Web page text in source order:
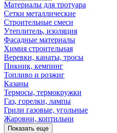
Материалы для тротуара
Сетки металлические
Строительные смеси
Утеплитель, изоляция
Фасадные материалы
Химия строительная
Веревки, канаты, тросы
Пикник, кемпинг
Топливо и розжиг
Казаны
Термосы, термокружки
Газ, горелки, лампы
Грили газовые, угольные
Жаровни, коптильни
Показать еще